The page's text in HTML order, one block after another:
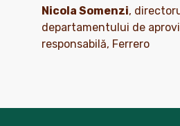
Nicola Somenzi,
departamentului de
responsabilă, Ferrero